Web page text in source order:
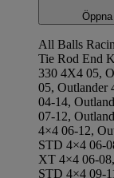
All Balls
Tie Rod End
330 4X4 05,
05, Outlander
04-14,
07-12,
4×4 06-12,
STD 4×4 06-
XT 4×4 06-
STD 4×4 09-